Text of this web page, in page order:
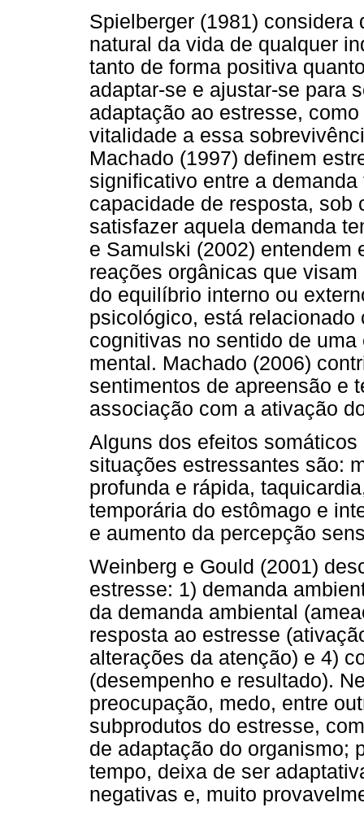
Spielberger (1981)
natural da vida de qualquer
tanto de forma positiva
adaptar-se e ajustar-se para
adaptação ao estresse,
vitalidade a essa
Machado (1997) definem
significativo entre a
capacidade de resposta, sob
satisfazer aquela demanda
e Samulski (2002) entendem
reações orgânicas que
do equilíbrio interno ou
psicológico, está
cognitivas no sentido de
mental. Machado (2006)
sentimentos de apreensão e
associação com a ativação
Alguns dos efeitos
situações estressantes são:
profunda e rápida,
temporária do estômago e
e aumento da percepção
Weinberg e Gould (2001)
estresse: 1) demanda
da demanda ambiental
resposta ao estresse
alterações da atenção) e 4)
(desempenho e resultado).
preocupação, medo, entre
subprodutos do estresse,
de adaptação do organismo;
tempo, deixa de ser
negativas e, muito